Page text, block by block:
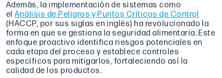
Además, la implementación de sistemas como
elAnálisis de Peligros y Puntos Críticos de Control
(HACCP, por sus siglas en inglés) ha revolucionado la
forma en que se gestiona la seguridad alimentaria. Este
enfoque proactivo identifica riesgos potenciales en
cada etapa del proceso y establece controles
específicos para mitigarlos, fortaleciendo así la
calidad de los productos.